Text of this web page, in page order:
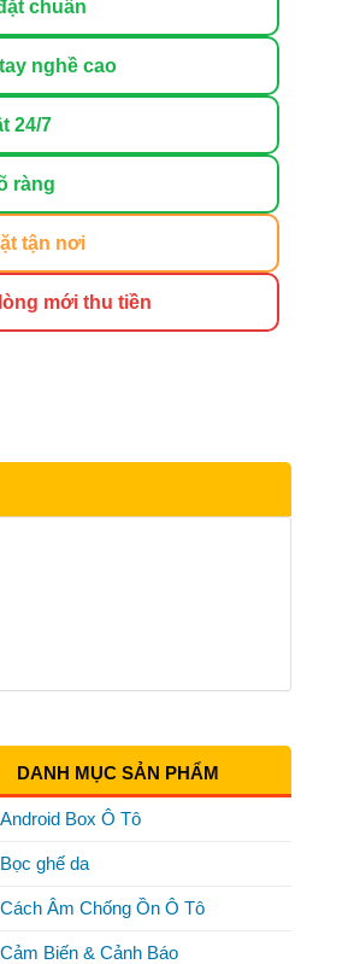
chuẩn
nghề cao
24/7
ràng
tận nơi
mới thu tiền
DANH MỤC SẢN PHẨM
Android Box Ô Tô
Bọc ghế da
Cách Âm Chống Ồn Ô Tô
Cảm Biến & Cảnh Báo